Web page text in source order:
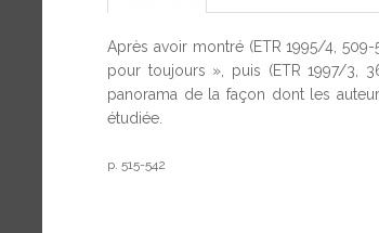
Après avoir montré (ETR 1995/4,
pour toujours », puis (ETR 1997/3,
panorama de la façon dont les
étudiée.
p. 515-542